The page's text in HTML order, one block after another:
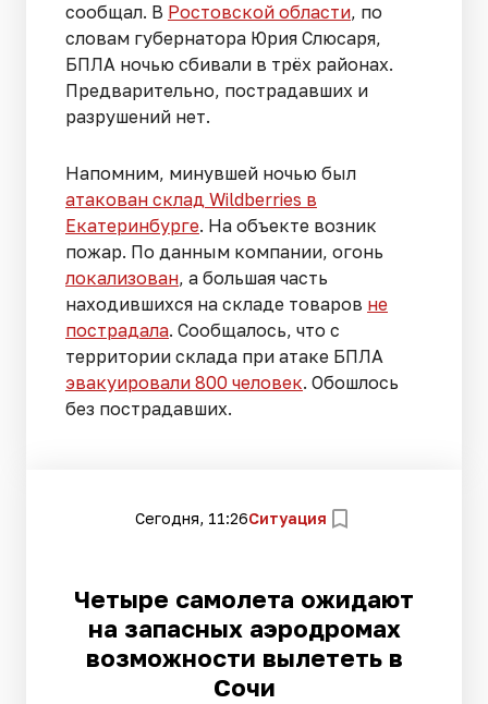
сообщал. В Ростовской области, по
словам губернатора Юрия Слюсаря,
БПЛА ночью сбивали в трёх районах.
Предварительно, пострадавших и
разрушений нет.
Напомним, минувшей ночью был
атакован склад Wildberries в
Екатеринбурге. На объекте возник
пожар. По данным компании, огонь
локализован, а большая часть
находившихся на складе товаров не
пострадала. Сообщалось, что с
территории склада при атаке БПЛА
эвакуировали 800 человек. Обошлось
без пострадавших.
Сегодня, 11:26Ситуация
Четыре самолета ожидают
на запасных аэродромах
возможности вылететь в
Сочи